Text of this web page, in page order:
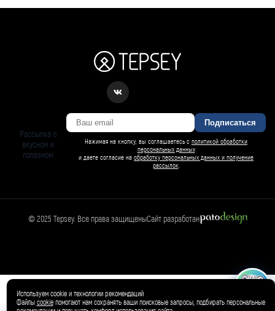
🛍️ Магазин
Товар добавлен в корзину ✓
Рассылка о
вкусном и
полезном
Подписаться
Нажимая на кнопку, вы соглашаетесь с политикой обработки
персональных данных
и даете согласие на обработку персональных данных и получение
рассылок
© 2025 Tepsey. Все права защищеныСайт разработан
Используем cookie и технологии рекомендаций
Файлы cookieпомогают нам сохранять ваши поисковые запросы, подбирать персональные
БАРСИ ИИ